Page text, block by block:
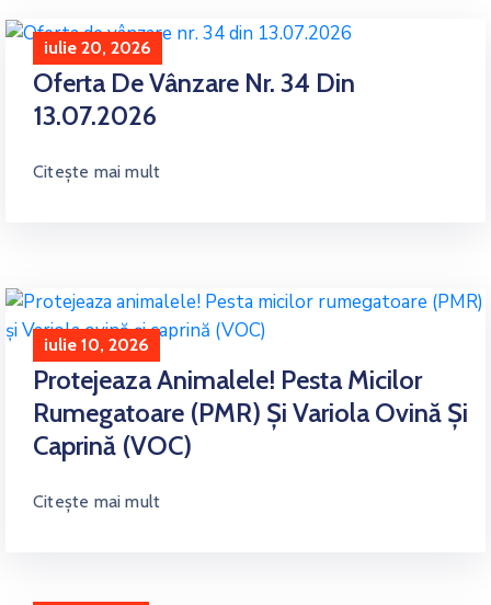
iulie 20, 2026
Oferta De Vânzare Nr. 34 Din
13.07.2026
Citește mai mult
iulie 10, 2026
Protejeaza Animalele! Pesta Micilor
Rumegatoare (PMR) Și Variola Ovină Și
Caprină (VOC)
Citește mai mult